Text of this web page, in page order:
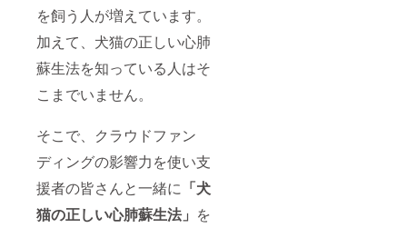
を飼う人が増えています。
加えて、犬猫の正しい心肺
蘇生法を知っている人はそ
こまでいません。
そこで、クラウドファン
ディングの影響力を使い支
援者の皆さんと一緒に 「犬
猫の正しい心肺蘇生法」 を